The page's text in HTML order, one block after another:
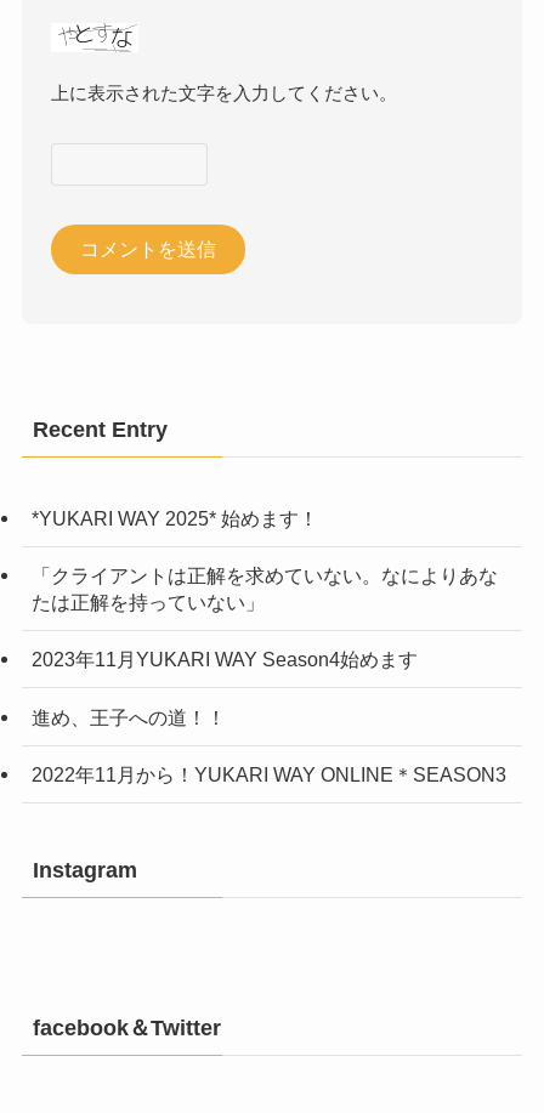
上に表示された文字を入力してください。
Recent Entry
*YUKARI WAY 2025* 始めます！
「クライアントは正解を求めていない。なによりあな
たは正解を持っていない」
2023年11月YUKARI WAY Season4始めます
進め、王子への道！！
2022年11月から！YUKARI WAY ONLINE＊SEASON3
Instagram
facebook＆Twitter